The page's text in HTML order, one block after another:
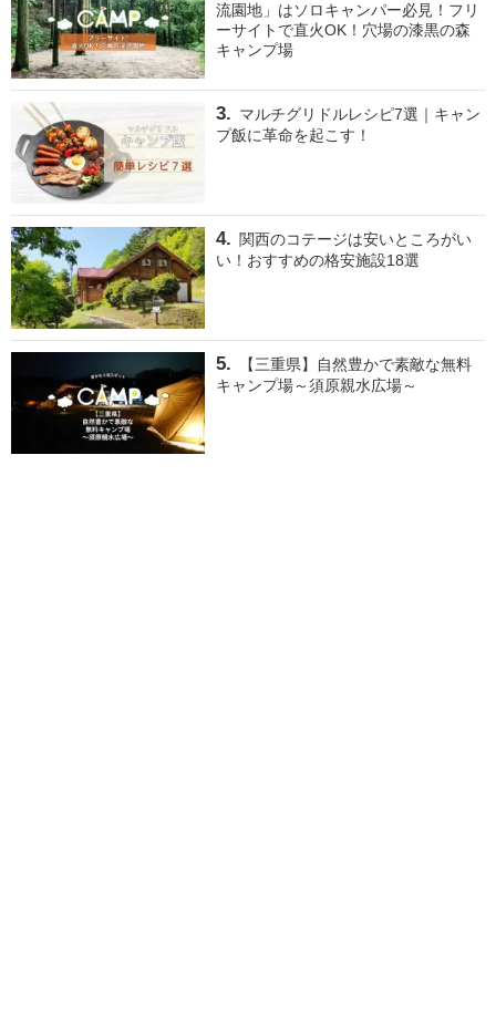
流園地」はソロキャンパー必見！フリ
ーサイトで直火OK！穴場の漆黒の森
キャンプ場
マルチグリドルレシピ7選｜キャン
プ飯に革命を起こす！
関西のコテージは安いところがい
い！おすすめの格安施設18選
【三重県】自然豊かで素敵な無料
キャンプ場～須原親水広場～